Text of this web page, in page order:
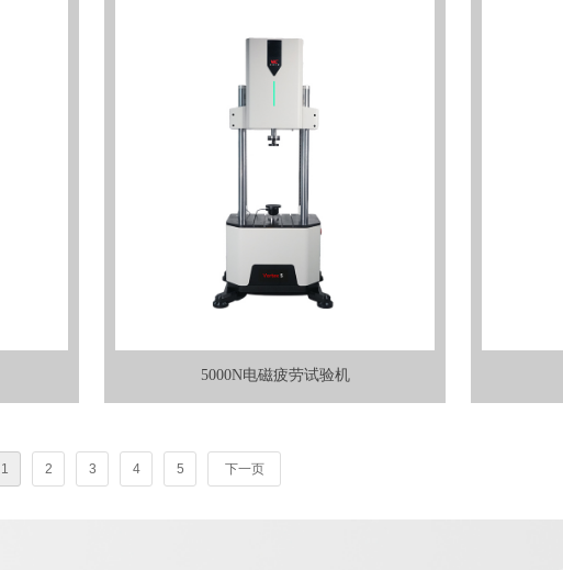
5000N电磁疲劳试验机
1 2 3 4 5 下一页